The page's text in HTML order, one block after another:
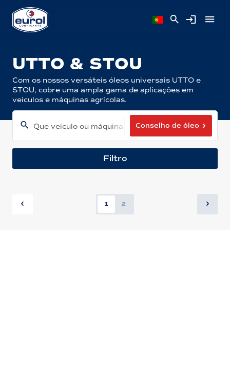
UTTO & STOU
Com os nossos versáteis óleos universais UTTO e
STOU, cobre uma ampla gama de aplicações em
veículos e máquinas agrícolas.
Que veículo ou máquina tem?Conselho de óleo
Filtro
1 2